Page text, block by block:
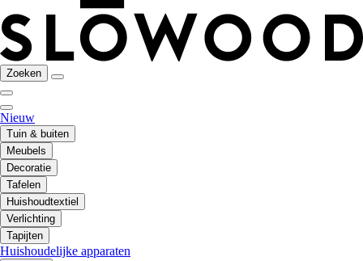
Zoeken
Nieuw
Tuin & buiten
Meubels
Decoratie
Tafelen
Huishoudtextiel
Verlichting
Tapijten
Huishoudelijke apparaten